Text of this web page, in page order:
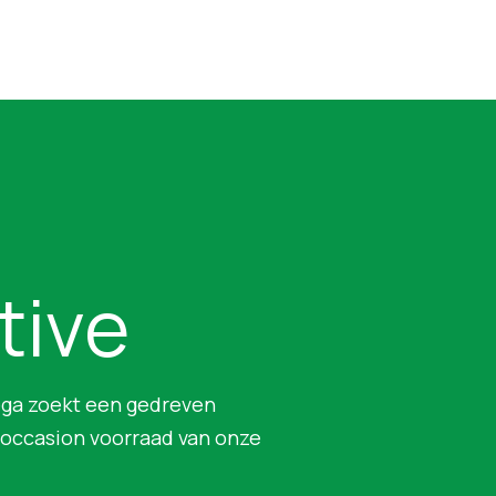
zoekt een gedreven
voorraad van onze